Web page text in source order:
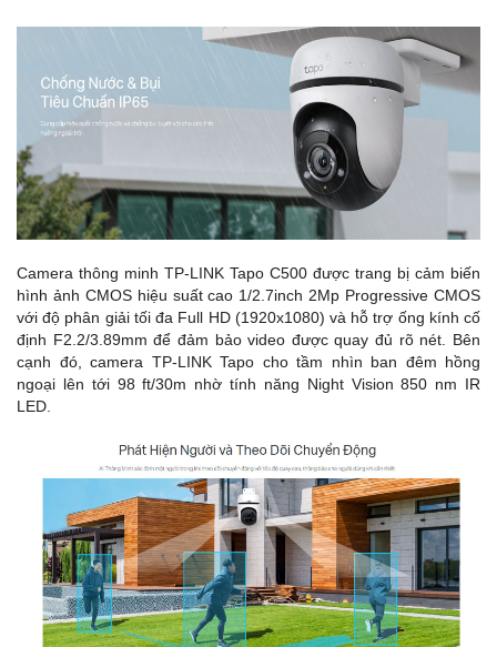
Camera thông minh TP-LINK Tapo C500 được trang bị cảm biến
hình ảnh CMOS hiệu suất cao 1/2.7inch 2Mp Progressive CMOS
với độ phân giải tối đa Full HD (1920x1080) và hỗ trợ ống kính cố
định F2.2/3.89mm để đảm bảo video được quay đủ rõ nét. Bên
cạnh đó, camera TP-LINK Tapo cho tầm nhìn ban đêm hồng
ngoại lên tới 98 ft/30m nhờ tính năng Night Vision 850 nm IR
LED.